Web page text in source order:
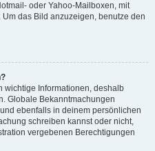
oder Yahoo-Mailboxen, mit
das Bild anzuzeigen, benutze den
wichtige Informationen, deshalb
Globale Bekanntmachungen
ebenfalls in deinem persönlichen
schreiben kannst oder nicht,
vergebenen Berechtigungen